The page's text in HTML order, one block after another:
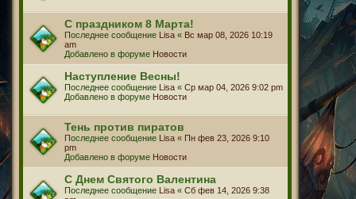
С праздником 8 Марта!
Последнее сообщение Lisa « Вс мар 08, 2026 10:19
am
Добавлено в форуме Новости
Наступление Весны!
Последнее сообщение Lisa « Ср мар 04, 2026 9:02 pm
Добавлено в форуме Новости
Тень против пиратов
Последнее сообщение Lisa « Пн фев 23, 2026 9:10
pm
Добавлено в форуме Новости
С Днем Святого Валентина
Последнее сообщение Lisa « Сб фев 14, 2026 9:38